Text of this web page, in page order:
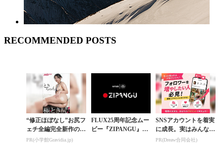
RECOMMENDED POSTS
“修正ほぼなし”お尻フ
ェチ全編完全新作の
「お尻特化写真集」
PR(小学館Gravidia.jp)
FLUX25周年記念ムー
ビー『ZIPANGU』全
SNSアカウントを着実
に成長。実はみんなコ
コ使ってます。
PR(Dreaw合同会社)